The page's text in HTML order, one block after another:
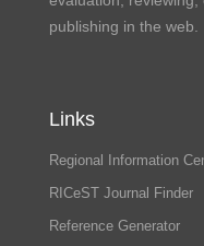
publishing in the web.
Links
Regional Information
RICeST Journal Finder
Reference Generator